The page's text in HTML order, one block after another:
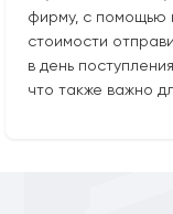
фирму, с помощью
стоимости
в день
что также важно